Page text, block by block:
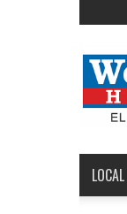
LOCAL